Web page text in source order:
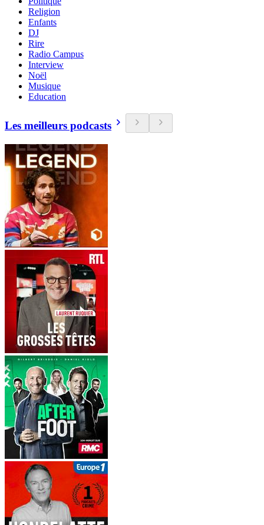
Religion
Enfants
DJ
Rire
Radio Campus
Interview
Noël
Musique
Education
Les meilleurs podcasts